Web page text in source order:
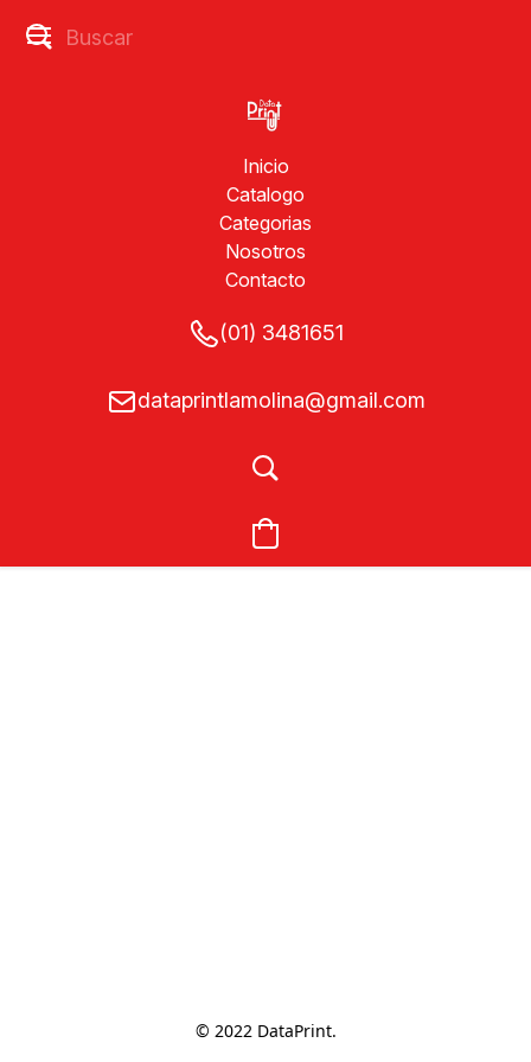
Inicio
Catalogo
Categorias
Nosotros
Contacto
(01) 3481651
dataprintlamolina@gmail.com
© 2022 DataPrint.